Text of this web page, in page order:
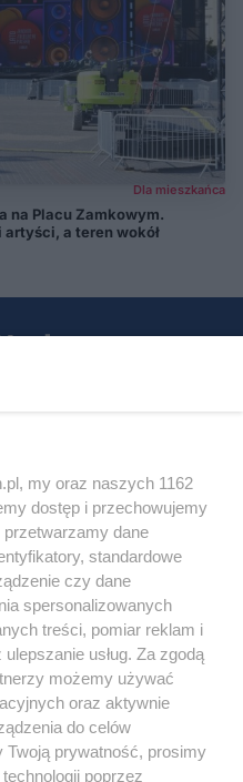
Dla mieszkańca
na Placu Zamkowym.
a teren wokół
my oraz naszych 1162
dostęp i przechowujemy
dane
standardowe
czy dane
spersonalizowanych
treści, pomiar reklam i
usług. Za zgodą
możemy używać
oraz aktywnie
do celów
Twoją prywatność, prosimy
poprzez